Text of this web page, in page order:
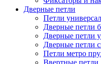
Дверные петли
Петли
Дверные петли
Дверные петли
Дверные петли
Петли метро
Ввертные петли